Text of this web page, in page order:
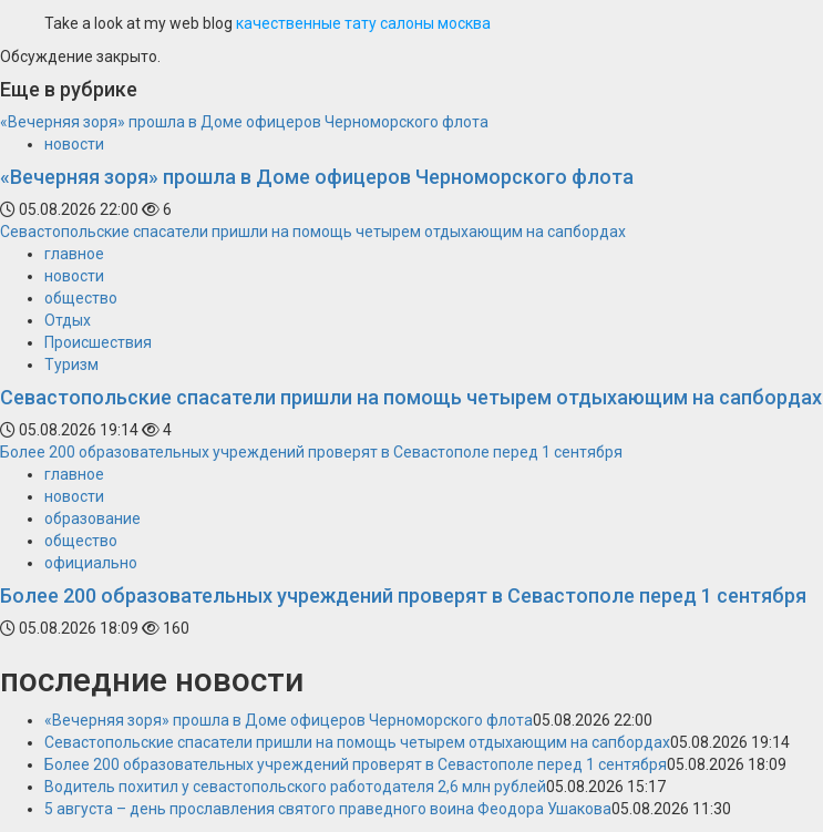
Take a look at my web blog качественные тату салоны москва
Обсуждение закрыто.
Еще в рубрике
«Вечерняя зоря» прошла в Доме офицеров Черноморского флота
новости
«Вечерняя зоря» прошла в Доме офицеров Черноморского флота
05.08.2026 22:00
6
Севастопольские спасатели пришли на помощь четырем отдыхающим на сапбордах
главное
новости
общество
Отдых
Происшествия
Туризм
Севастопольские спасатели пришли на помощь четырем отдыхающим на сапбордах
05.08.2026 19:14
4
Более 200 образовательных учреждений проверят в Севастополе перед 1 сентября
главное
новости
образование
общество
официально
Более 200 образовательных учреждений проверят в Севастополе перед 1 сентября
05.08.2026 18:09 160
последние новости
«Вечерняя зоря» прошла в Доме офицеров Черноморского флота05.08.2026 22:00
Севастопольские спасатели пришли на помощь четырем отдыхающим на сапбордах05.08.2026 19:14
Более 200 образовательных учреждений проверят в Севастополе перед 1 сентября05.08.2026 18:09
Водитель похитил у севастопольского работодателя 2,6 млн рублей05.08.2026 15:17
5 августа – день прославления святого праведного воина Феодора Ушакова05.08.2026 11:30